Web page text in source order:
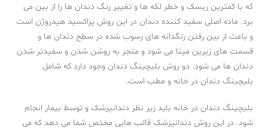
که با کمترین ریسک و خطر لکه ها و تغییر رنگ دندان ها را از بین می
برد. ماده اصلی سفید کننده دندان در این روش پراکسید هیدروژن است
و باعث از بین رفتن رنگدانه های رسوب شده در سطح دندان ها و
قسمت های زیرین مینا می شود و منجر به روشن شدن و سفیدتر شدن
دندان ها می شود. دو روش بلیچینگ دندان وجود دارد که شامل
بلیچینگ دندان در خانه و مطب است.
بلیچینگ دندان در خانه باید زیر نظر دندانپزشک و توسط بیمار انجام
شود. در این روش دندانپزشک قالب هایی مختص شما می دهد که می